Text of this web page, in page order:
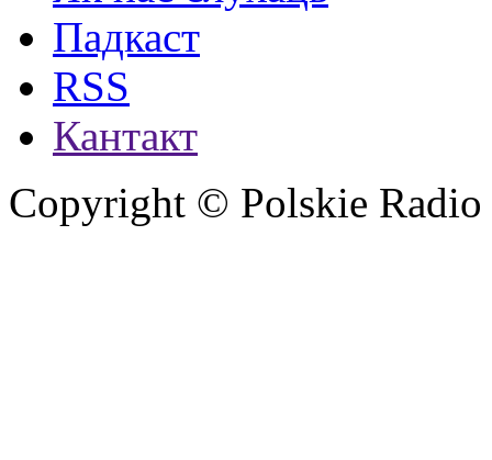
Падкаст
RSS
Кантакт
Copyright © Polskie